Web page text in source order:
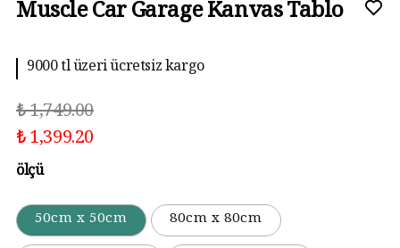
Muscle Car Garage Kanvas Tablo
9000 tl üzeri ücretsiz kargo
₺ 1,749.00
₺ 1,399.20
ölçü
50cm x 50cm
80cm x 80cm